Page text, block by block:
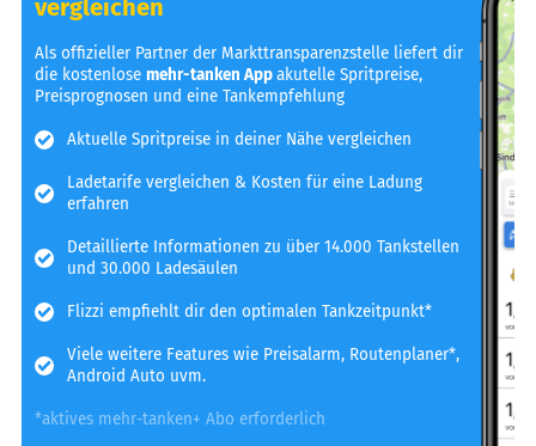
vergleichen
Als offizieller Partner der Markttransparenzstelle liefert dir
die kostenlosemehr-tanken Appakutelle Spritpreise,
Preisprognosen und eine Tankempfehlung
Aktuelle Spritpreise in deiner Nähe vergleichen
Ladetarife vergleichen & Kosten für eine Ladung
erfahren
Detaillierte Informationen zu über 14.000 Tankstellen
und 30.000 Ladesäulen
Flizzi empfiehlt dir den optimalen Tankzeitpunkt*
Viele weitere Features wie Preisalarm, Routenplaner*,
Android Auto uvm.
*aktives mehr-tanken+ Abo erforderlich